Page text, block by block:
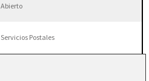
Abierto
Servicios Postales